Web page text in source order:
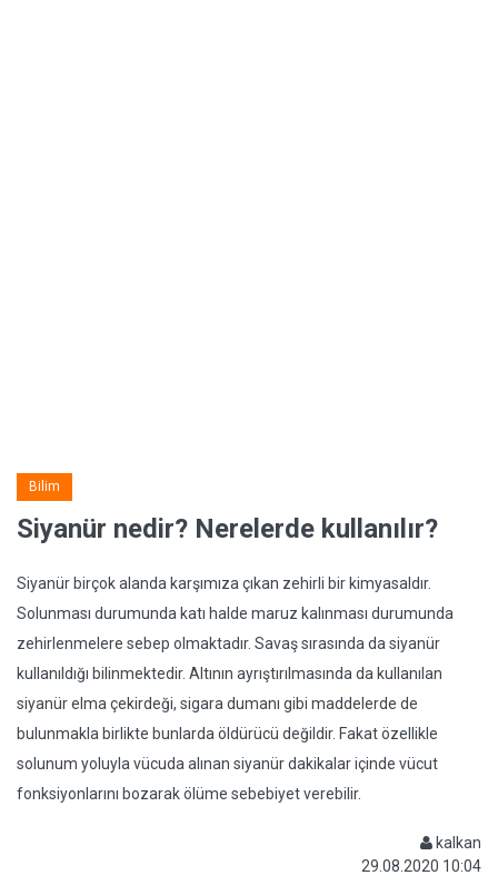
Bilim
Siyanür nedir? Nerelerde kullanılır?
Siyanür birçok alanda karşımıza çıkan zehirli bir kimyasaldır.
Solunması durumunda katı halde maruz kalınması durumunda
zehirlenmelere sebep olmaktadır. Savaş sırasında da siyanür
kullanıldığı bilinmektedir. Altının ayrıştırılmasında da kullanılan
siyanür elma çekirdeği, sigara dumanı gibi maddelerde de
bulunmakla birlikte bunlarda öldürücü değildir. Fakat özellikle
solunum yoluyla vücuda alınan siyanür dakikalar içinde vücut
fonksiyonlarını bozarak ölüme sebebiyet verebilir.
kalkan
29.08.2020 10:04